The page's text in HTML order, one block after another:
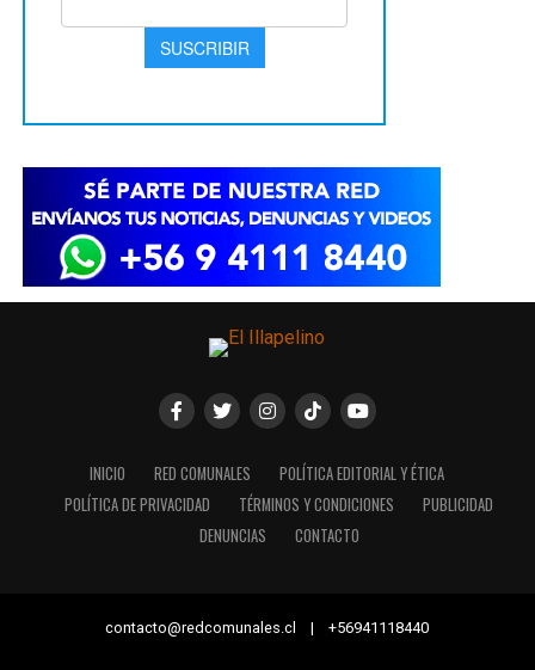
INICIO RED COMUNALES
POLÍTICA EDITORIAL Y ÉTICA
POLÍTICA DE PRIVACIDAD
TÉRMINOS Y CONDICIONES
PUBLICIDAD
DENUNCIAS
CONTACTO
contacto@redcomunales.cl | +56941118440